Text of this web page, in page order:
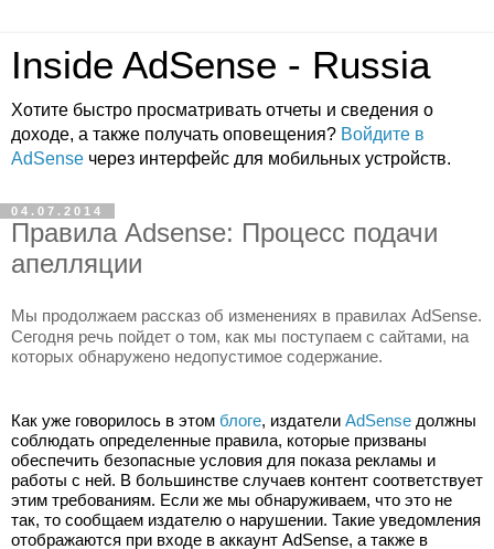
Inside AdSense - Russia
Хотите быстро просматривать отчеты и сведения о
доходе, а также получать оповещения? Войдите в
AdSense через интерфейс для мобильных устройств.
04.07.2014
Правила Adsense: Процесс подачи
апелляции
Мы продолжаем рассказ об изменениях в правилах AdSense.
Сегодня речь пойдет о том, как мы поступаем с сайтами, на
которых обнаружено недопустимое содержание.
Как уже говорилось в этом блоге, издатели AdSense должны
соблюдать определенные правила, которые призваны
обеспечить безопасные условия для показа рекламы и
работы с ней. В большинстве случаев контент соответствует
этим требованиям. Если же мы обнаруживаем, что это не
так, то сообщаем издателю о нарушении. Такие уведомления
отображаются при входе в аккаунт AdSense, а также в